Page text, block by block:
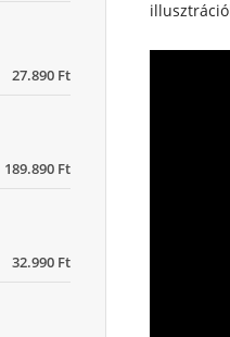
27.890 Ft
189.890 Ft
32.990 Ft